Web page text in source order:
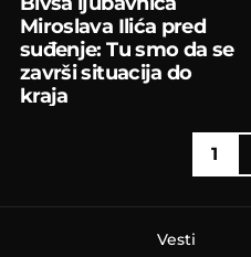
Miroslava Ilića pred
suđenje: Tu smo da se
završi situacija do
kraja
1
Vesti